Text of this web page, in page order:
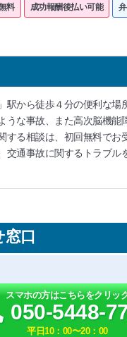
料 成功報酬後払い可能
駅から徒歩４分の便利な場
な事故、また高次脳機能
る相談は、初回無料でお
通事故に関するトラブル
窓口
スマホの方はこちらをクリッ
050-5448-
平日10：00〜20：00